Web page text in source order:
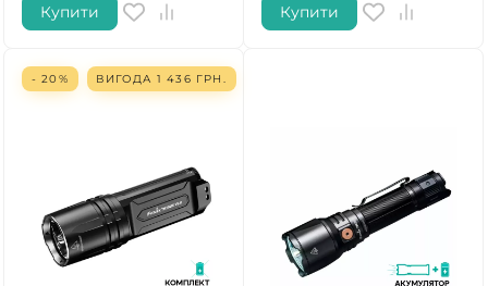
Купити Купити
- 20% ВИГОДА 1 436 ГРН.